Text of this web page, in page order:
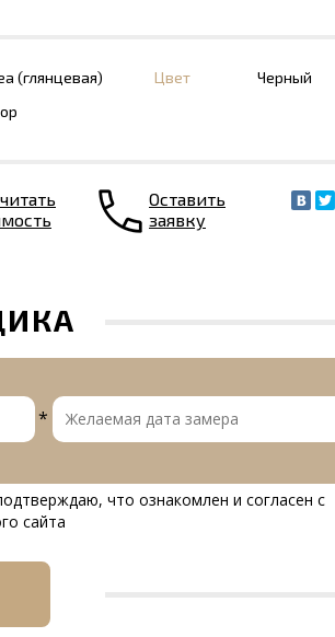
(глянцевая) Цвет
Черный
Оставить
заявку
*
что ознакомлен и согласен с
сайта